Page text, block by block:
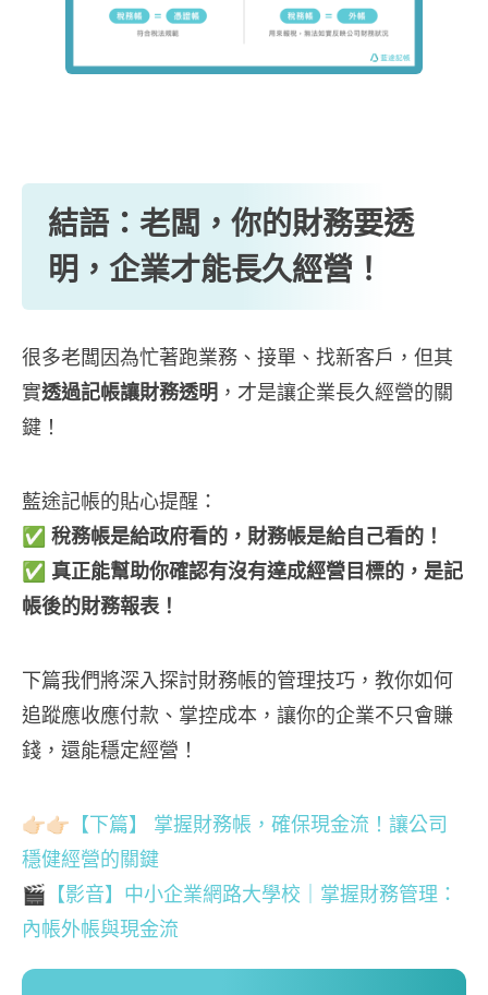
結語：老闆，你的財務要透
明，企業才能長久經營！
很多老闆因為忙著跑業務、接單、找新客戶，但其
實透過記帳讓財務透明 ，才是讓企業長久經營的關
鍵！
藍途記帳的貼心提醒：
✅ 稅務帳是給政府看的，財務帳是給自己看的！
✅ 真正能幫助你確認有沒有達成經營目標的，是記
帳後的財務報表！
下篇我們將深入探討財務帳的管理技巧，教你如何
追蹤應收應付款、掌控成本，讓你的企業不只會賺
錢，還能穩定經營！
👉🏻👉🏻【下篇】 掌握財務帳，確保現金流！讓公司
穩健經營的關鍵
🎬【影音】中小企業網路大學校｜掌握財務管理：
內帳外帳與現金流